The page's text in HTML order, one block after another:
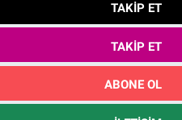
TAKIP ET
TAKIP ET
ABONE OL